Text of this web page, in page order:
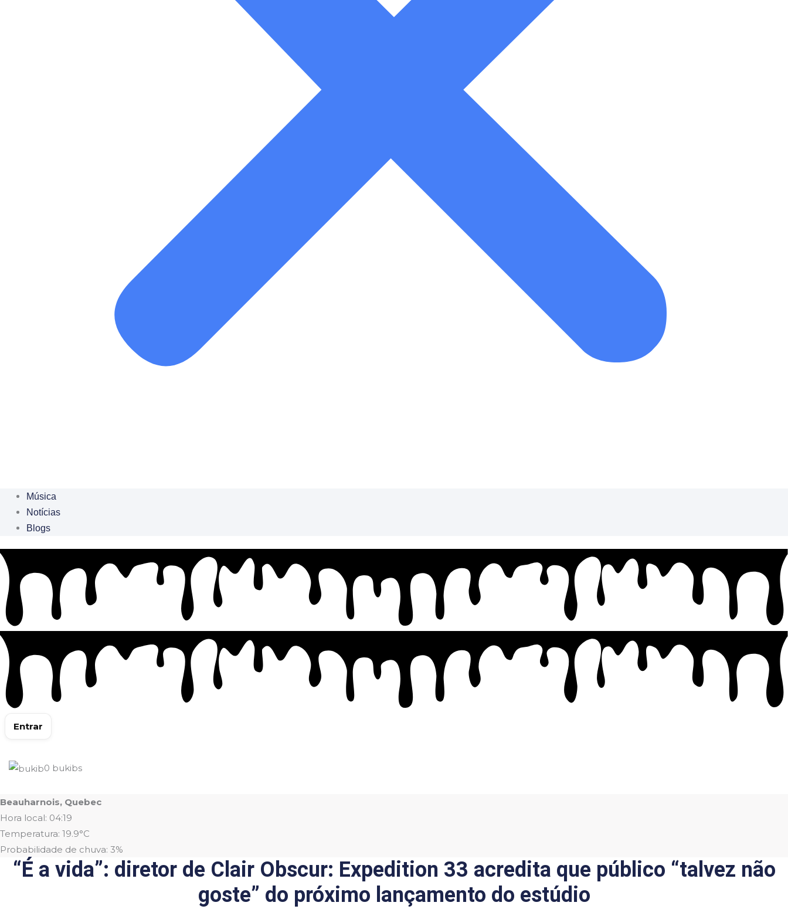
Música
Notícias
Blogs
Entrar
0 bukibs
Beauharnois, Quebec
Hora local: 04:19
Temperatura: 19.9°C
Probabilidade de chuva: 3%
“É a vida”: diretor de Clair Obscur: Expedition 33 acredita que público “talvez não
goste” do próximo lançamento do estúdio